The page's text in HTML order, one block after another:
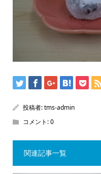
投稿者:tms-admin
コメント:0
関連記事一覧